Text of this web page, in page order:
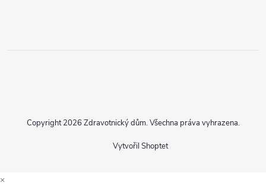
Vytvořil Shoptet
Copyright 2026 Zdravotnický dům. Všechna práva vyhrazena.
×